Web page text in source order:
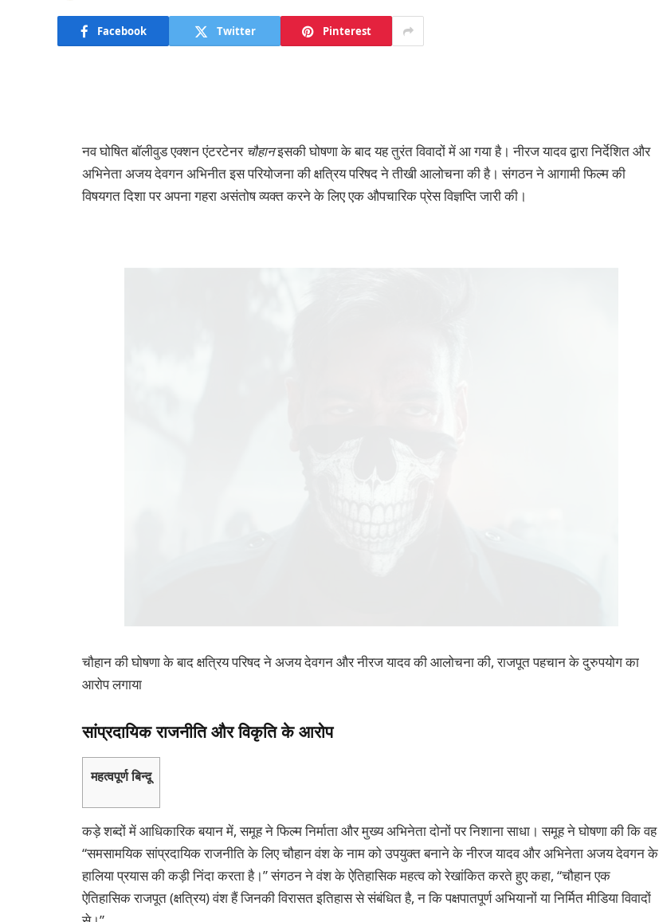
Facebook Twitter Pinterest
नव घोषित बॉलीवुड एक्शन एंटरटेनर चौहानइसकी घोषणा के बाद यह तुरंत विवादों में आ गया है। नीरज यादव द्वारा निर्देशित और
अभिनेता अजय देवगन अभिनीत इस परियोजना की क्षत्रिय परिषद ने तीखी आलोचना की है। संगठन ने आगामी फिल्म की
विषयगत दिशा पर अपना गहरा असंतोष व्यक्त करने के लिए एक औपचारिक प्रेस विज्ञप्ति जारी की।
चौहान की घोषणा के बाद क्षत्रिय परिषद ने अजय देवगन और नीरज यादव की आलोचना की, राजपूत पहचान के दुरुपयोग का
आरोप लगाया
सांप्रदायिक राजनीति और विकृति के आरोप
महत्वपूर्ण बिन्दू
कड़े शब्दों में आधिकारिक बयान में, समूह ने फिल्म निर्माता और मुख्य अभिनेता दोनों पर निशाना साधा। समूह ने घोषणा की कि वह
“समसामयिक सांप्रदायिक राजनीति के लिए चौहान वंश के नाम को उपयुक्त बनाने के नीरज यादव और अभिनेता अजय देवगन के
हालिया प्रयास की कड़ी निंदा करता है।” संगठन ने वंश के ऐतिहासिक महत्व को रेखांकित करते हुए कहा, “चौहान एक
ऐतिहासिक राजपूत (क्षत्रिय) वंश हैं जिनकी विरासत इतिहास से संबंधित है, न कि पक्षपातपूर्ण अभियानों या निर्मित मीडिया विवादों